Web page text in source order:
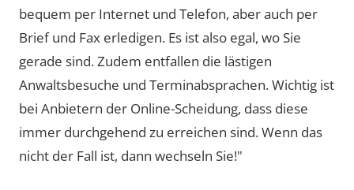
bequem per Internet und Telefon, aber auch per
Brief und Fax erledigen. Es ist also egal, wo Sie
gerade sind. Zudem entfallen die lästigen
Anwaltsbesuche und Terminabsprachen. Wichtig ist
bei Anbietern der Online-Scheidung, dass diese
immer durchgehend zu erreichen sind. Wenn das
nicht der Fall ist, dann wechseln Sie!"